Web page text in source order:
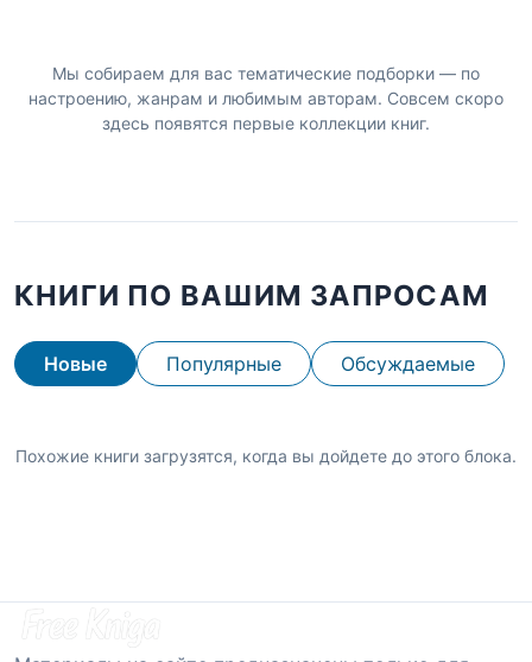
Мы собираем для вас тематические подборки — по
настроению, жанрам и любимым авторам. Совсем скоро
здесь появятся первые коллекции книг.
КНИГИ ПО ВАШИМ ЗАПРОСАМ
Новые Популярные Обсуждаемые
Похожие книги загрузятся, когда вы дойдете до этого блока.